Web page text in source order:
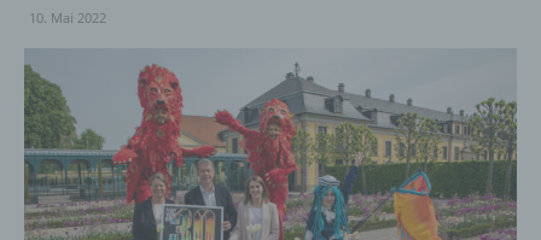
10. Mai 2022